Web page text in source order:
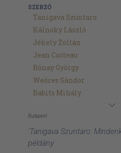
SZERZŐ
Tanigava Szuntaro
Kálnoky László
Jékely Zoltán
Jean Cocteau
Rónay György
Weöres Sándor
Babits Mihály
Budapest
'Tanigava Szuntaro:
példány